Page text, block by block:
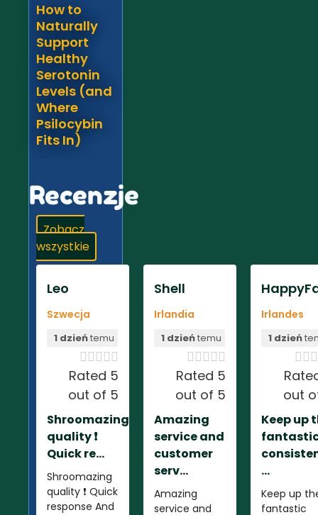
How to
Naturally
Support
Healthy
Serotonin
Levels (and
Where
Psilocybin
Fits In)
Recenzje
Zobacz
wszystkie
Leo
Szwecja
1 dzieńtemu

Rated 5
out of 5
Shroomazing
quality ❗️
Quick re...
Shroomazing
quality ❗️ Quick
response And
Shell
Irlandia
1 dzieńtemu

Rated 5
out of 5
Amazing
service and
customer
serv...
Amazing
service and
Irlandes
1 dzień

out
Keep up
...
Keep up
fantastic